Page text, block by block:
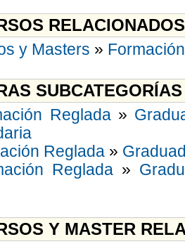
y Masters »
Reglada»
Reglada »
Reglada»
Y MASTER